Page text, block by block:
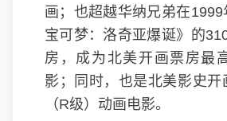
画；也超越华纳兄弟在
宝可梦：洛奇亚爆诞》的
房，成为北美开画票房最
影；同时，也是北美影史开
（R级）动画电影。